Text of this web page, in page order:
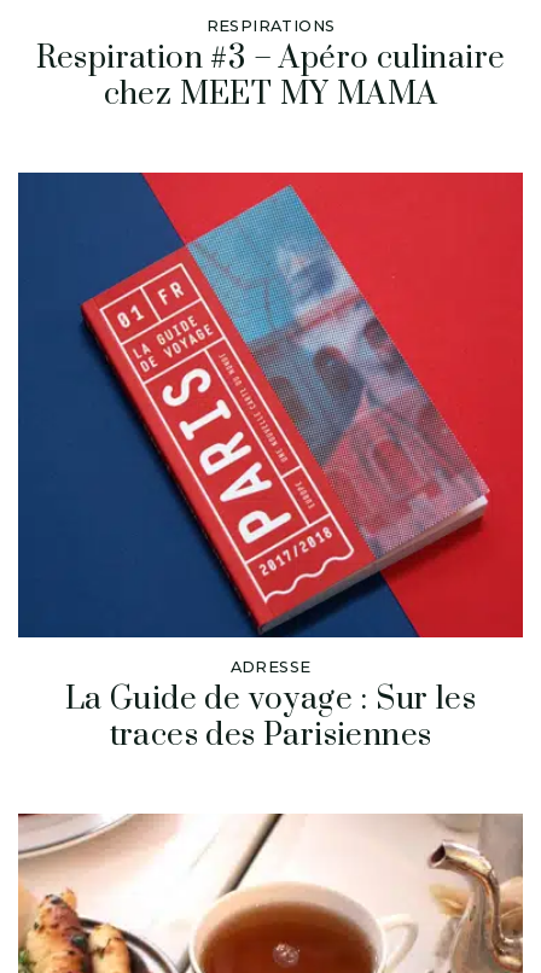
RESPIRATIONS
Respiration #3 – Apéro culinaire
chez MEET MY MAMA
ADRESSE
La Guide de voyage : Sur les
traces des Parisiennes